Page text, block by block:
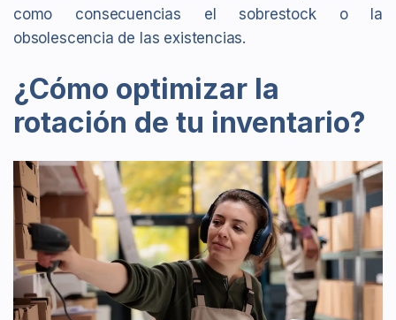
como consecuencias el sobrestock o la
obsolescencia de las existencias.
¿Cómo optimizar la
rotación de tu inventario?